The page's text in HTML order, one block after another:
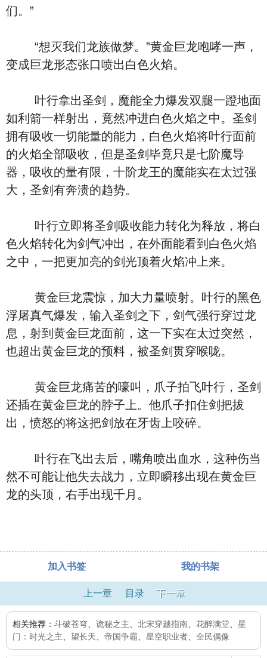
们。”
“想灭我们龙族做梦。”黄金巨龙咆哮一声，
变成巨龙形态张口喷出白色火焰。
叶行拿出圣剑，魔能全力爆发双腿一蹬地面
如利箭一样射出，竟然冲进白色火焰之中。圣剑
拥有吸收一切能量的能力，白色火焰将叶行面前
的火焰全部吸收，但是圣剑毕竟只是七阶魔导
器，吸收的量有限，十阶龙王的魔能实在太过强
大，圣剑有奔溃的趋势。
叶行立即将圣剑吸收能力转化为释放，将白
色火焰转化为剑气冲出，在外面能看到白色火焰
之中，一把更加亮的剑光顶着火焰冲上来。
黄金巨龙震惊，加大力量喷射。叶行的黑色
浮屠真气爆发，输入圣剑之下，剑气强行穿过龙
息，射到黄金巨龙面前，这一下实在太过突然，
也超出黄金巨龙的预料，被圣剑贯穿喉咙。
黄金巨龙痛苦的嚎叫，爪子拍飞叶行，圣剑
还插在黄金巨龙的脖子上。他爪子扣住剑把拔
出，愤怒的将这把剑放在牙齿上咬碎。
叶行在飞出去后，嘴角喷出血水，这种伤当
然不可能让他失去战力，立即瞬移出现在黄金巨
龙的头顶，右手出现千月。
加入书签 我的书架
上一章 目录 下一章
相关推荐： 斗破苍穹 诡秘之主 北宋穿越指南 花醉满堂
星
门：时光之主
望长天 帝国争霸 星空职业者 全民偶像